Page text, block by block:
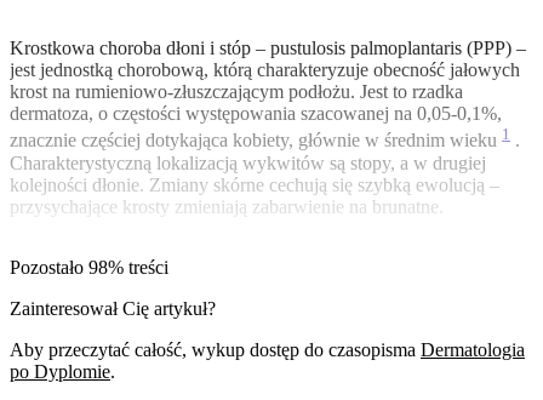
Krostkowa choroba dłoni i stóp – pustulosis palmoplantaris (PPP) –
jest jednostką chorobową, którą charakteryzuje obecność jałowych
krost na rumieniowo-złuszczającym podłożu. Jest to rzadka
dermatoza, o częstości występowania szacowanej na 0,05-0,1%,
znacznie częściej dotykająca kobiety, głównie w średnim wieku 1 .
Charakterystyczną lokalizacją wykwitów są stopy, a w drugiej
kolejności dłonie. Zmiany skórne cechują się szybką ewolucją –
przysychające krosty zmieniają zabarwienie na brunatne.
Pozostało 98% treści
Zainteresował Cię artykuł?
Aby przeczytać całość, wykup dostęp do czasopisma Dermatologia
po Dyplomie.